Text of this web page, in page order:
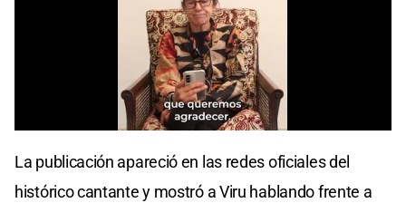
of
seconds
La publicación apareció en las redes oficiales del
histórico cantante y mostró a Viru hablando frente a